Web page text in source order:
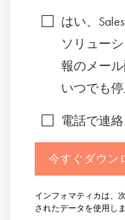
はい、
ソリュー
報のメー
いつでも停
電話で連
今すぐダウン
インフォマティカは、
されたデータを使用し